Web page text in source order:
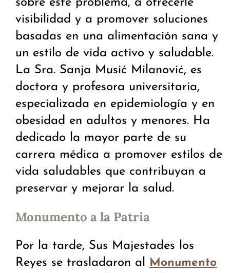
sobre este problema, a ofrecerle
visibilidad y a promover soluciones
basadas en una alimentación sana y
un estilo de vida activo y saludable.
La Sra. Sanja Musić Milanović, es
doctora y profesora universitaria,
especializada en epidemiología y en
obesidad en adultos y menores. Ha
dedicado la mayor parte de su
carrera médica a promover estilos de
vida saludables que contribuyan a
preservar y mejorar la salud.
Monumento a la Patria
Por la tarde, Sus Majestades los
Reyes se trasladaron al Monumento